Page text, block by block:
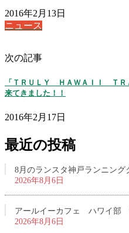
2016年2月13日
ニュース
次の記事
「ＴＲＵＬＹ ＨＡＷＡＩＩ Ｔ
来てきました！！
2016年2月17日
最近の投稿
8月のランスタ神戸ランニング
2026年8月6日
アールイーカフェ ハワイ部
2026年8月6日